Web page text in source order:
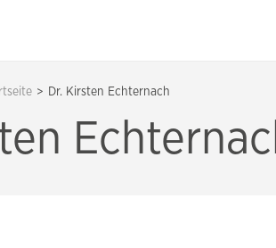
> Dr. Kirsten Echternach